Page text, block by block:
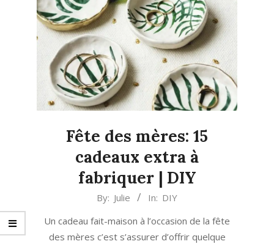
Fête des mères: 15
cadeaux extra à
fabriquer | DIY
10
By: Julie In: DIY
Un cadeau fait-maison à l’occasion de la fête
des mères c’est s’assurer d’offrir quelque